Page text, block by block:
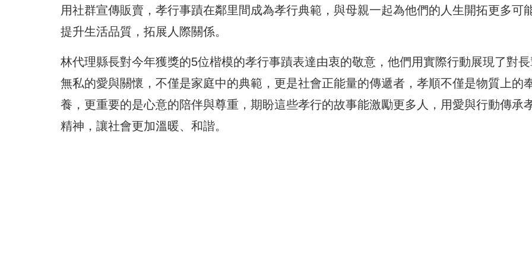
用社群宣傳販賣，孝行事蹟在鄰里間成為孝行典範，與母親一起為他們的人生開拓更多可
提升生活品質，拓展人際關係。
林代理縣長對今年獲獎的5位楷模的孝行事蹟表達由衷的敬意，他們用實際行動展現了對長
無私的愛與關懷，不僅是家庭中的典範，更是社會正能量的傳遞者，孝順不僅是物質上的
養，更重要的是心意的陪伴與尊重，期盼這些孝行的故事能激勵更多人，用愛與行動傳承
精神，讓社會更加溫暖、和諧。